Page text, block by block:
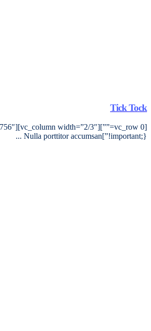
Tick Tock
!important;}”]Nulla porttitor accumsan ...